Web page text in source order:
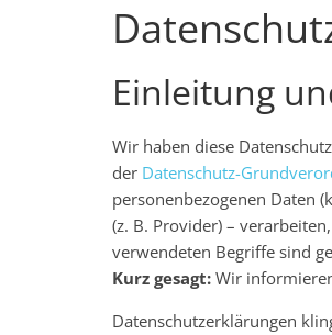
Einleitung
Wir haben diese
der Datenschutz-
personenbezogenen Daten
(z. B. Provider) –
verwendeten Begriffe sind
Kurz gesagt: Wir
Datenschutzerklärungen